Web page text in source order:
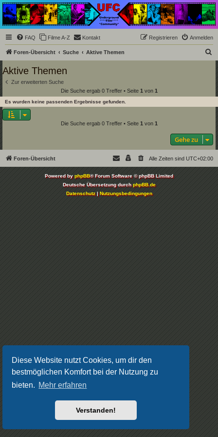
Diese Website nutzt Cookies, um dir den
bestmöglichen Komfort bei der Nutzung zu
bieten. Mehr erfahren
Verstanden!
Underground Film
Community
Die Underground Film Community ist ein deutschsprachiges Filmforum und ein Paradies
für Cineasten und Filmsüchtige jenseits des Mainstreams.
FAQ Filme A-Z Kontakt Anmelden
Registrieren
Foren-Übersicht Suche Aktive Themen
e
Aktive Themen
Zur erweiterten Suche
Die Suche ergab 0 Treffer • Seite 1 von 1
Es wurden keine passenden Ergebnisse gefunden.
Die Suche ergab 0 Treffer • Seite 1 von 1
Gehe zu
Foren-Übersicht Alle Zeiten sind UTC+02:00
Powered byphpBB® Forum Software © phpBB Limited
Deutsche Übersetzung durchphpBB.de
Datenschutz|Nutzungsbedingungen